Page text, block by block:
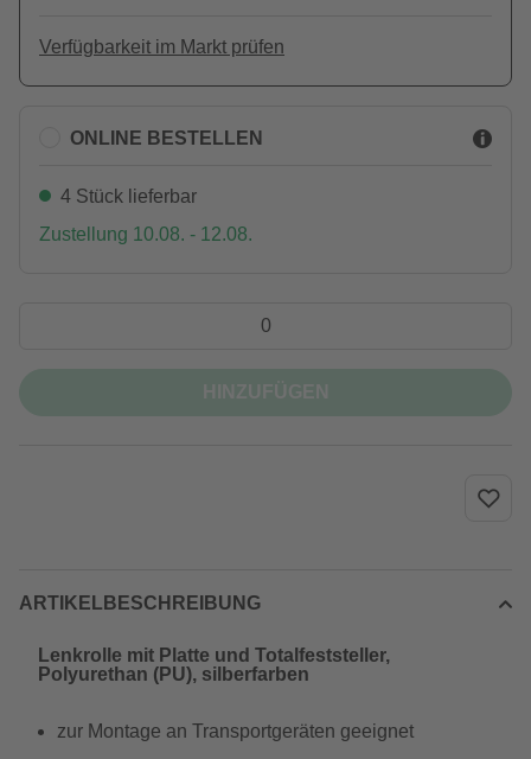
Verfügbarkeit im Markt prüfen
ONLINE BESTELLEN
4 Stück lieferbar
Zustellung 10.08. - 12.08.
ARTIKELBESCHREIBUNG
Lenkrolle mit Platte und Totalfeststeller,
Polyurethan (PU), silberfarben
zur Montage an Transportgeräten geeignet